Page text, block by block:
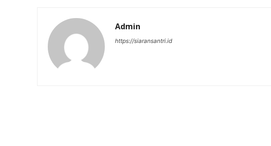
Admin
https://siaransantri.id